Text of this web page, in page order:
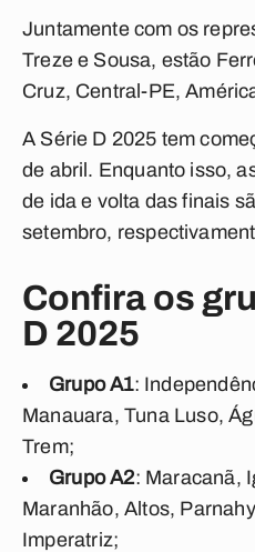
Juntamente com os
Treze e Sousa, estão
Cruz, Central-PE,
A Série D 2025 tem
de abril. Enquanto isso,
de ida e volta das finais
setembro,
Confira os
D 2025
Grupo A1:
Manauara, Tuna Luso,
Trem;
Grupo A2: Maracanã,
Maranhão, Altos,
Imperatriz;